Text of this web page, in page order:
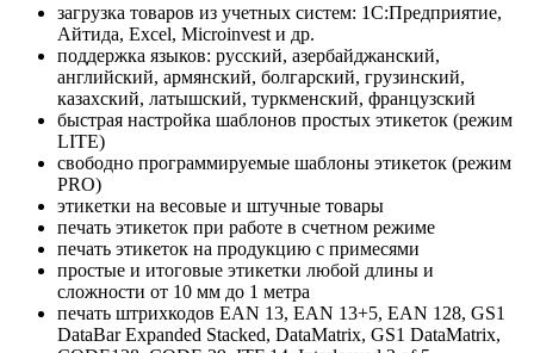
загрузка товаров из учетных систем: 1С:Предприятие,
Айтида, Excel, Microinvest и др.
поддержка языков: русский, азербайджанский,
английский, армянский, болгарский, грузинский,
казахский, латышский, туркменский, французский
быстрая настройка шаблонов простых этикеток (режим
LITE)
свободно программируемые шаблоны этикеток (режим
PRO)
этикетки на весовые и штучные товары
печать этикеток при работе в счетном режиме
печать этикеток на продукцию с примесями
простые и итоговые этикетки любой длины и
сложности от 10 мм до 1 метра
печать штрихкодов EAN 13, EAN 13+5, EAN 128, GS1
DataBar Expanded Stacked, DataMatrix, GS1 DataMatrix,